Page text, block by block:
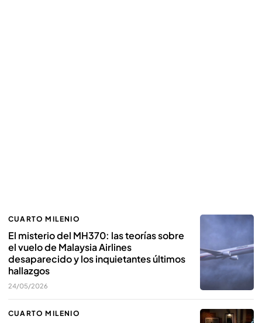
CUARTO MILENIO
El misterio del MH370: las teorías sobre
el vuelo de Malaysia Airlines
desaparecido y los inquietantes últimos
hallazgos
24/05/2026
CUARTO MILENIO